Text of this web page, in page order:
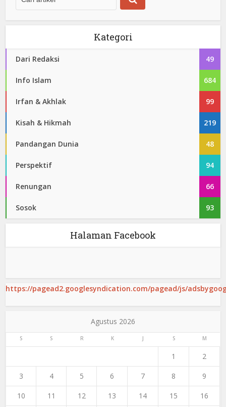
Kategori
Dari Redaksi 49
Info Islam 684
Irfan & Akhlak 99
Kisah & Hikmah 219
Pandangan Dunia 48
Perspektif 94
Renungan 66
Sosok 93
Halaman Facebook
https://pagead2.googlesyndication.com/pagead/js/
Agustus 2026
S S R K J S M
1 2
3 4 5 6 7 8 9
10 11 12 13 14 15 16